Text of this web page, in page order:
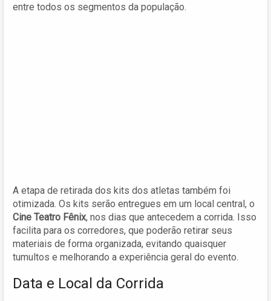
entre todos os segmentos da população.
A etapa de retirada dos kits dos atletas também foi
otimizada. Os kits serão entregues em um local central, o
Cine Teatro Fênix, nos dias que antecedem a corrida. Isso
facilita para os corredores, que poderão retirar seus
materiais de forma organizada, evitando quaisquer
tumultos e melhorando a experiência geral do evento.
Data e Local da Corrida